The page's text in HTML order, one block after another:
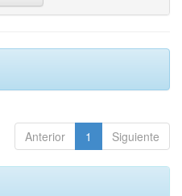
Anterior 1 Siguiente